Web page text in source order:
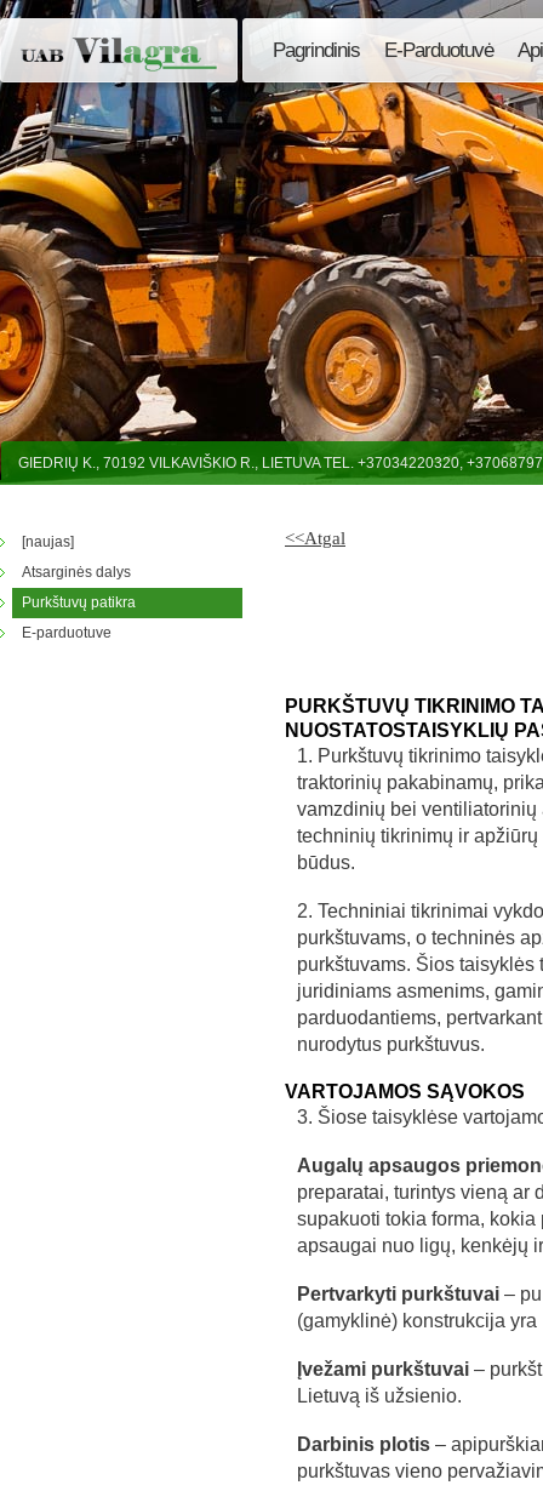
Pagrindinis E-Parduotuvė
GIEDRIŲ K., 70192 VILKAVIŠKIO R., LIETUVA TEL. +37034220320,
<<Atgal
PURKŠTUVŲ TIKRINIMO
NUOSTATOSTAISYKLIŲ
1. Purkštuvų tikrinimo
traktorinių pakabinamų,
vamzdinių bei
techninių tikrinimų ir
būdus.
2. Techniniai tikrinimai
purkštuvams, o techninės
purkštuvams. Šios
juridiniams asmenims,
parduodantiems,
nurodytus purkštuvus.
VARTOJAMOS SĄVOKOS
3. Šiose taisyklėse
Augalų apsaugos
preparatai, turintys vieną ar
supakuoti tokia forma,
apsaugai nuo ligų, kenkėjų
Pertvarkyti purkštuvai –
(gamyklinė) konstrukcija yra
Įvežami purkštuvai –
Lietuvą iš užsienio.
Darbinis plotis –
purkštuvas vieno
[naujas]
Atsarginės dalys
Purkštuvų patikra
E-parduotuve